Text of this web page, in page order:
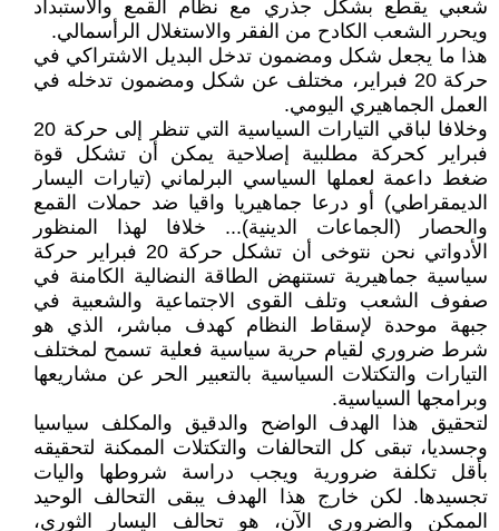
شعبي يقطع بشكل جذري مع نظام القمع والاستبداد
ويحرر الشعب الكادح من الفقر والاستغلال الرأسمالي.
هذا ما يجعل شكل ومضمون تدخل البديل الاشتراكي في
حركة 20 فبراير، مختلف عن شكل ومضمون تدخله في
العمل الجماهيري اليومي.
وخلافا لباقي التيارات السياسية التي تنظر إلى حركة 20
فبراير كحركة مطلبية إصلاحية يمكن أن تشكل قوة
ضغط داعمة لعملها السياسي البرلماني (تيارات اليسار
الديمقراطي) أو درعا جماهيريا واقيا ضد حملات القمع
والحصار (الجماعات الدينية)... خلافا لهذا المنظور
الأدواتي نحن نتوخى أن تشكل حركة 20 فبراير حركة
سياسية جماهيرية تستنهض الطاقة النضالية الكامنة في
صفوف الشعب وتلف القوى الاجتماعية والشعبية في
جبهة موحدة لإسقاط النظام كهدف مباشر، الذي هو
شرط ضروري لقيام حرية سياسية فعلية تسمح لمختلف
التيارات والتكتلات السياسية بالتعبير الحر عن مشاريعها
وبرامجها السياسية.
لتحقيق هذا الهدف الواضح والدقيق والمكلف سياسيا
وجسديا، تبقى كل التحالفات والتكتلات الممكنة لتحقيقه
بأقل تكلفة ضرورية ويجب دراسة شروطها واليات
تجسيدها. لكن خارج هذا الهدف يبقى التحالف الوحيد
الممكن والضروري الآن، هو تحالف اليسار الثوري،